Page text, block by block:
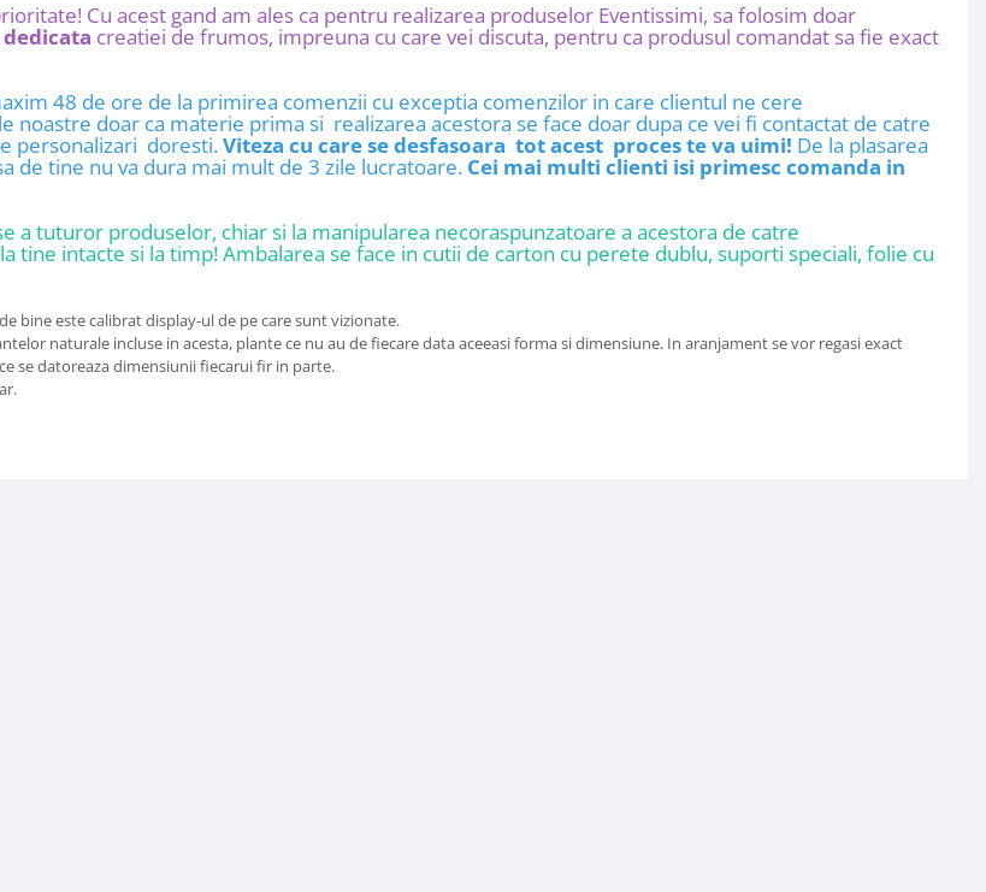
Cu acest gand am ales ca pentru realizarea produselor Eventissimi, sa folosim doar
creatiei de frumos, impreuna cu care vei discuta, pentru ca produsul comandat sa fie exact
48 de ore de la primirea comenzii cu exceptia comenzilor in care clientul ne cere
noastre doar ca materie prima si realizarea acestora se face doar dupa ce vei fi contactat de catre
personalizari doresti.Viteza cu care se desfasoara tot acest proces te va uimi! De la plasarea
de tine nu va dura mai mult de 3 zile lucratoare. Cei mai multi clienti isi primesc comanda in
a tuturor produselor, chiar si la manipularea necoraspunzatoare a acestora de catre
tine intacte si la timp! Ambalarea se face in cutii de carton cu perete dublu, suporti speciali, folie cu
bine este calibrat display-ul de pe care sunt vizionate.
naturale incluse in acesta, plante ce nu au de fiecare data aceeasi forma si dimensiune. In aranjament se vor regasi exact
se datoreaza dimensiunii fiecarui fir in parte.